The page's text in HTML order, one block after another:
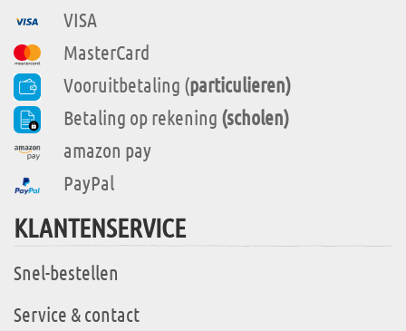
VISA
MasterCard
Vooruitbetaling (particulieren)
Betaling op rekening (scholen)
amazon pay
PayPal
KLANTENSERVICE
Snel-bestellen
Service & contact